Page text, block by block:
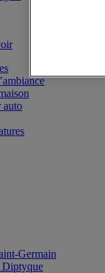
auto
Germain
Diptyque